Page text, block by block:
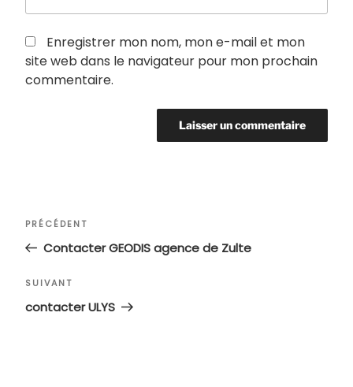
Enregistrer mon nom, mon e-mail et mon
site web dans le navigateur pour mon prochain
commentaire.
Navigation
l’article
Article
précédent
PRÉCÉDENT
Contacter GEODIS agence de Zulte
Article
suivant
SUIVANT
contacter ULYS